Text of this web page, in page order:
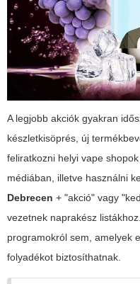
A legjobb akciók gyakran
készletkisöprés, új
feliratkozni helyi vape
médiában, illetve használni
Debrecen + "akció" vagy
vezetnek naprakész
programokról sem, amelyek
folyadékot biztosíthatnak.